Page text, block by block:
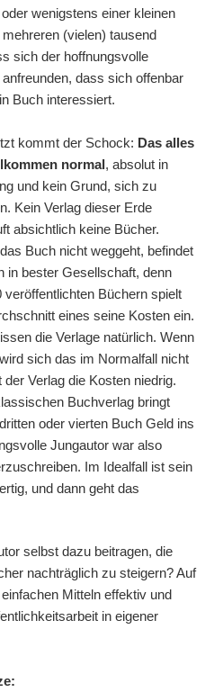
wenigstens einer kleinen
(vielen) tausend
sich der hoffnungsvolle
dass sich offenbar
Buch interessiert.
kommt der Schock: Das alles
normal, absolut in
und kein Grund, sich zu
Kein Verlag dieser Erde
absichtlich keine Bücher.
Buch nicht weggeht, befindet
in bester Gesellschaft, denn
veröffentlichten Büchern spielt
eines seine Kosten ein.
die Verlage natürlich. Wenn
sich das im Normalfall nicht
Verlag die Kosten niedrig.
Buchverlag bringt
oder vierten Buch Geld ins
Jungautor war also
Im Idealfall ist sein
und dann geht das
selbst dazu beitragen, die
nachträglich zu steigern? Auf
Mitteln effektiv und
in eigener